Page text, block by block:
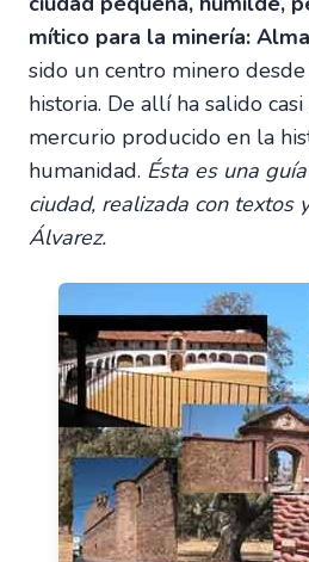
mítico para la minería:
sido un centro minero
historia. De allí ha salido
mercurio producido en la
humanidad. Ésta es una
ciudad, realizada con textos
Álvarez.